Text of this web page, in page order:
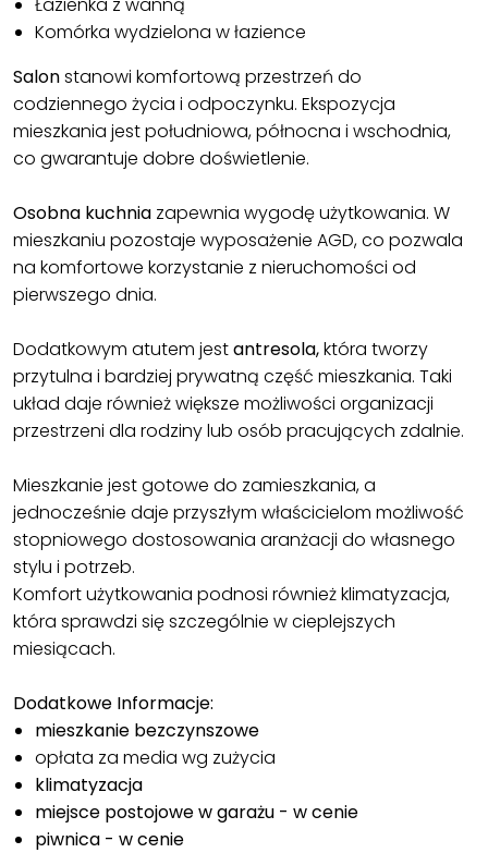
Łazienka z wanną
Komórka wydzielona w łazience
Salonstanowi komfortową przestrzeń do
codziennego życia i odpoczynku. Ekspozycja
mieszkania jest południowa, północna i wschodnia,
co gwarantuje dobre doświetlenie.
Osobna kuchnia zapewnia wygodę użytkowania. W
mieszkaniu pozostaje wyposażenie AGD, co pozwala
na komfortowe korzystanie z nieruchomości od
pierwszego dnia.
Dodatkowym atutem jestantresola,która tworzy
przytulna i bardziej prywatną część mieszkania. Taki
układ daje również większe możliwości organizacji
przestrzeni dla rodziny lub osób pracujących zdalnie.
Mieszkanie jest gotowe do zamieszkania, a
jednocześnie daje przyszłym właścicielom możliwość
stopniowego dostosowania aranżacji do własnego
stylu i potrzeb.
Komfort użytkowania podnosi również klimatyzacja,
która sprawdzi się szczególnie w cieplejszych
miesiącach.
Dodatkowe Informacje:
mieszkanie bezczynszowe
opłata za media wg zużycia
klimatyzacja
miejsce postojowe w garażu - w cenie
piwnica - w cenie